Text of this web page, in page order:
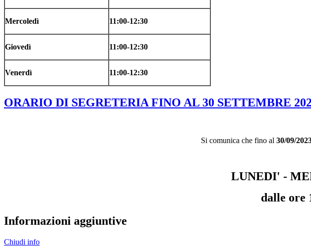
Mercoledì 11:00-12:30
Giovedì 11:00-12:30
Venerdì 11:00-12:30
ORARIO DI SEGRETERIA FINO AL 30 SETTEMBRE
Si comunica che fino al 30/09/
LUNEDI' -
dalle ore
Informazioni aggiuntive
Chiudi info